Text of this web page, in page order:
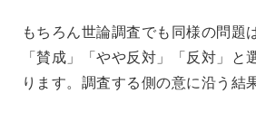
もちろん世論調査でも同様の問題
「賛成」「やや反対」「反対」
ります。調査する側の意に沿う結